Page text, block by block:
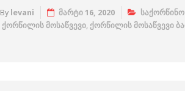
By levani მარტი 16, 2020
ქორწილის მოსაწვევი, ქორწილის მოსაწვევი